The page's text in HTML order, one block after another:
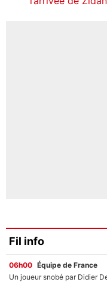
Fil info
06h00 Équipe de France